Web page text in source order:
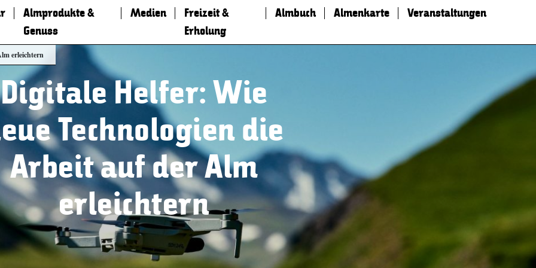
Almprodukte &
Genuss
Medien
Freizeit &
Erholung
Almbuch Almenkarte Veranstaltungen
erleichtern
Digitale Helfer: Wie
Technologien die
Arbeit auf der Alm
erleichtern